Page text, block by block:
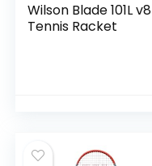
Wilson Blade 101L v8
Tennis Racket